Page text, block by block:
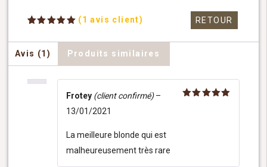
sur 5
basé sur
notation
client
(1 avis client) RETOUR
Avis (1) Produits similaires
Frotey (client confirmé) –
13/01/2021
La meilleure blonde qui est
malheureusement très rare